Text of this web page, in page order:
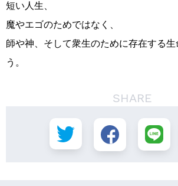
短い人生、
魔やエゴのためではなく、
師や神、そして衆生のために存在する生
う。
SHARE